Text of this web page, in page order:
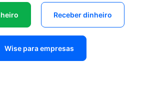
Receber dinheiro
Wise para empresas